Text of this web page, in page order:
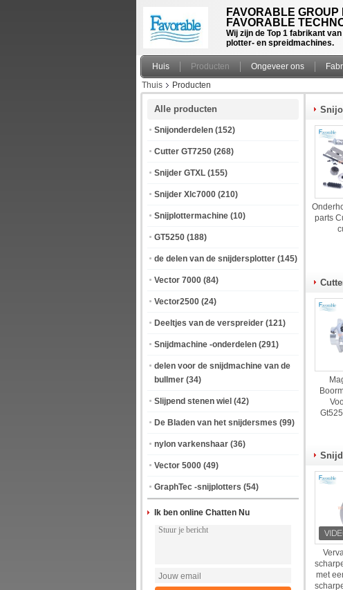
FAVORABLE GROUP
FAVORABLE
Wij zijn de Top 1 fabrikant
plotter- en spreidmachines.
Huis Producten Ongeveer ons
Thuis
Producten
Alle producten
Snijonderdelen (152)
Cutter GT7250 (268)
Snijder GTXL (155)
Snijder Xlc7000 (210)
Snijplottermachine (10)
GT5250 (188)
de delen van de snijdersplotter (145)
Vector 7000 (84)
Vector2500 (24)
Deeltjes van de verspreider (121)
Snijdmachine -onderdelen (291)
delen voor de snijdmachine van de
bullmer (34)
Slijpend stenen wiel (42)
De Bladen van het snijdersmes (99)
nylon varkenshaar (36)
Vector 5000 (49)
GraphTec -snijplotters (54)
Ik ben online Chatten Nu
parts
met